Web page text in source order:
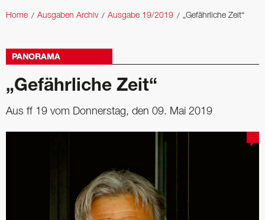
Home Ausgaben Archiv Ausgabe 19/2019 „Gefährliche Zeit“
PANORAMA
„Gefährliche Zeit“
Aus ff 19 vom Donnerstag, den 09. Mai 2019